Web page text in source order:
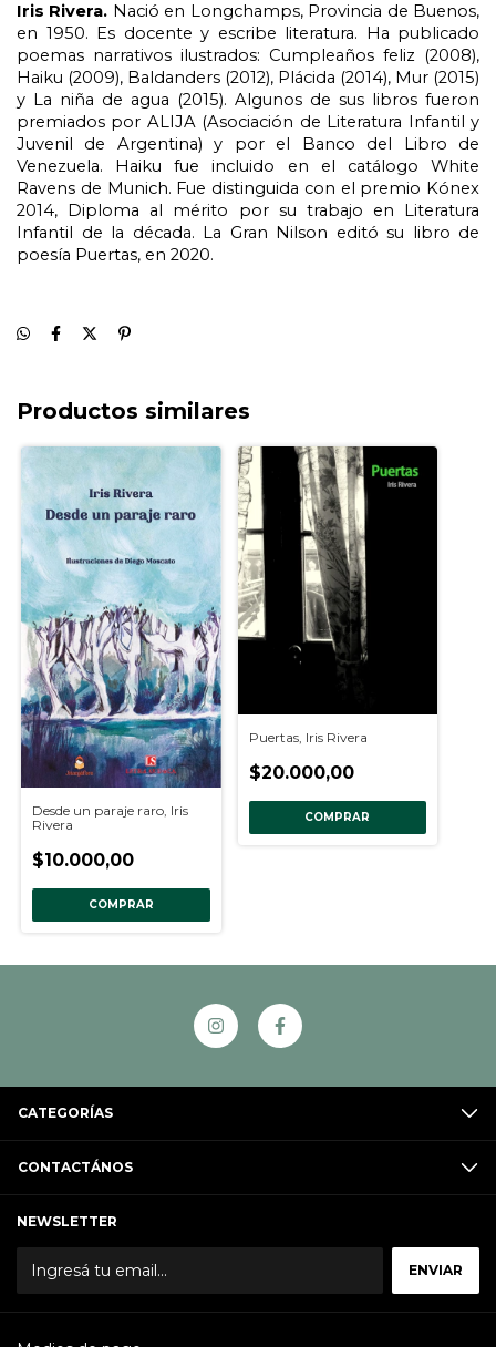
Iris Rivera. Nació en Longchamps, Provincia de Buenos,
en 1950. Es docente y escribe literatura. Ha publicado
poemas narrativos ilustrados: Cumpleaños feliz (2008),
Haiku (2009), Baldanders (2012), Plácida (2014), Mur (2015)
y La niña de agua (2015). Algunos de sus libros fueron
premiados por ALIJA (Asociación de Literatura Infantil y
Juvenil de Argentina) y por el Banco del Libro de
Venezuela. Haiku fue incluido en el catálogo White
Ravens de Munich. Fue distinguida con el premio Kónex
2014, Diploma al mérito por su trabajo en Literatura
Infantil de la década. La Gran Nilson editó su libro de
poesía Puertas, en 2020.
Productos similares
Desde un paraje raro, Iris
Rivera
$10.000,00
COMPRAR
Puertas, Iris Rivera
$20.000,00
COMPRAR
CATEGORÍAS
CONTACTÁNOS
NEWSLETTER